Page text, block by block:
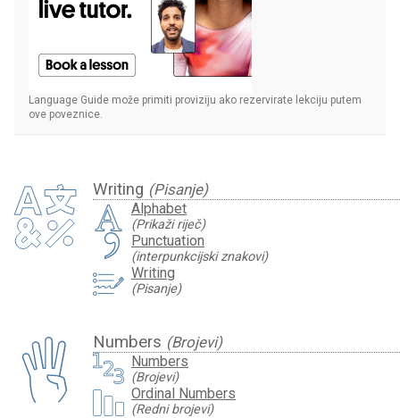
Writing (Pisanje)
Alphabet
(Prikaži riječ)
Punctuation
(interpunkcijski znakovi)
Writing
(Pisanje)
Numbers (Brojevi)
Numbers
(Brojevi)
Ordinal Numbers
(Redni brojevi)
Language Guide može primiti proviziju ako rezervirate lekciju putem
ove poveznice.